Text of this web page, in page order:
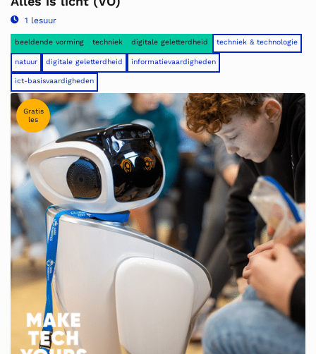
1 lesuur
beeldende vorming techniek digitale geletterdheid techniek & technologie
natuur digitale geletterdheid informatievaardigheden
ict-basisvaardigheden
Gratis
les